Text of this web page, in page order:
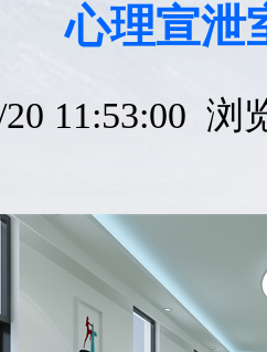
心理宣泄
20 11:53:00